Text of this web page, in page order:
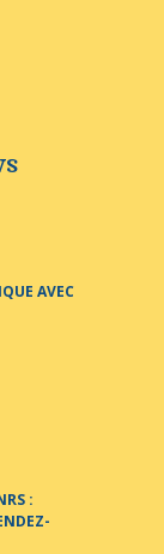
AVEC
: